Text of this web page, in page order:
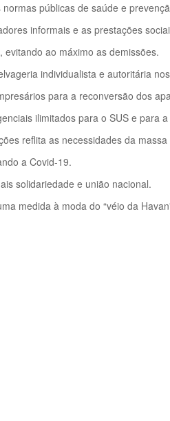
públicas de saúde e
informais e as prestações
ao máximo as demissões.
individualista e autoritária
para a reconversão dos
ilimitados para o SUS e para
reflita as necessidades da
a Covid-19.
solidariedade e união nacional.
medida à moda do “véio da